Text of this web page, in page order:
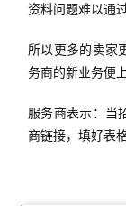
资料问题难以通
所以更多的卖家
务商的新业务便
服务商表示：当
商链接，填好表